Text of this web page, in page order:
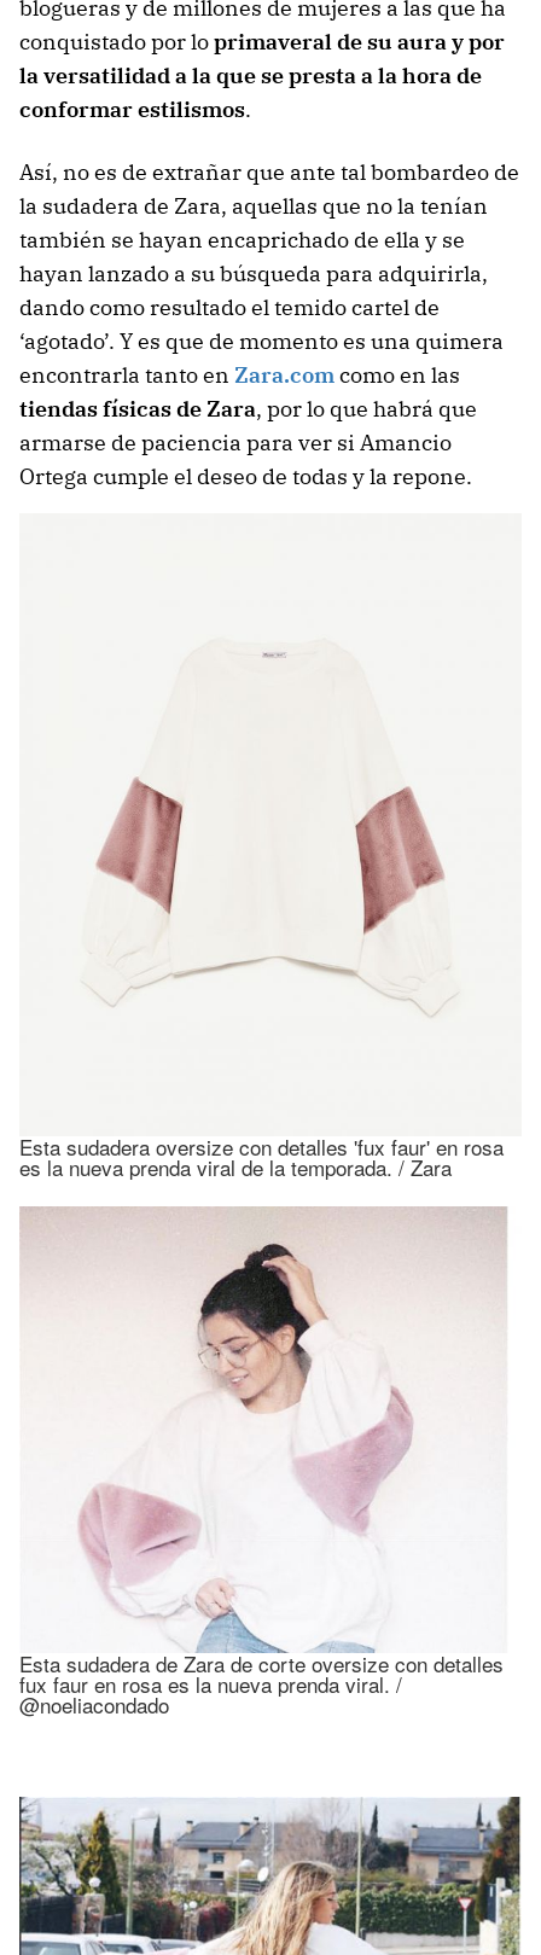
blogueras y de millones de mujeres a las que ha
conquistado por loprimaveral de su aura y por
la versatilidad a la que se presta a la hora de
conformar estilismos.
Así, no es de extrañar que ante tal bombardeo de
la sudadera de Zara, aquellas que no la tenían
también se hayan encaprichado de ella y se
hayan lanzado a su búsqueda para adquirirla,
dando como resultado el temido cartel de
‘agotado’. Y es que de momento es una quimera
encontrarla tanto en Zara.comcomo en las
tiendas físicas de Zara, por lo que habrá que
armarse de paciencia para ver si Amancio
Ortega cumple el deseo de todas y la repone.
Esta sudadera oversize con detalles 'fux faur' en rosa
es la nueva prenda viral de la temporada. / Zara
Esta sudadera de Zara de corte oversize con detalles
fux faur en rosa es la nueva prenda viral. /
@noeliacondado